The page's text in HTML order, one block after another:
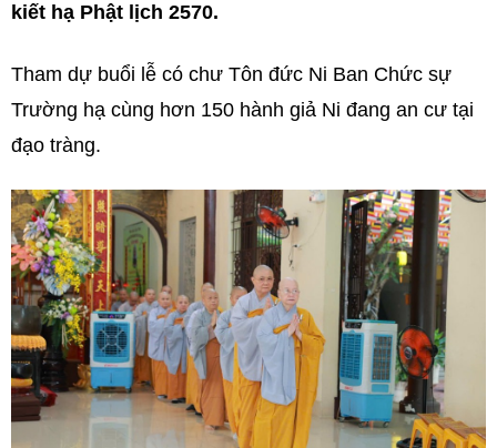
kiết hạ Phật lịch 2570.
Tham dự buổi lễ có chư Tôn đức Ni Ban Chức sự
Trường hạ cùng hơn 150 hành giả Ni đang an cư tại
đạo tràng.